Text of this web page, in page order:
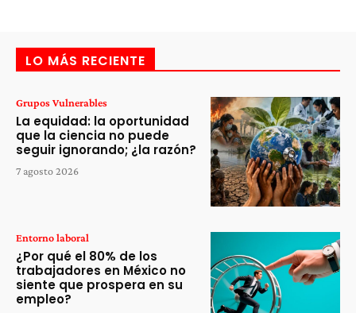
LO MÁS RECIENTE
Grupos Vulnerables
La equidad: la oportunidad
que la ciencia no puede
seguir ignorando; ¿la razón?
7 agosto 2026
Entorno laboral
¿Por qué el 80% de los
trabajadores en México no
siente que prospera en su
empleo?